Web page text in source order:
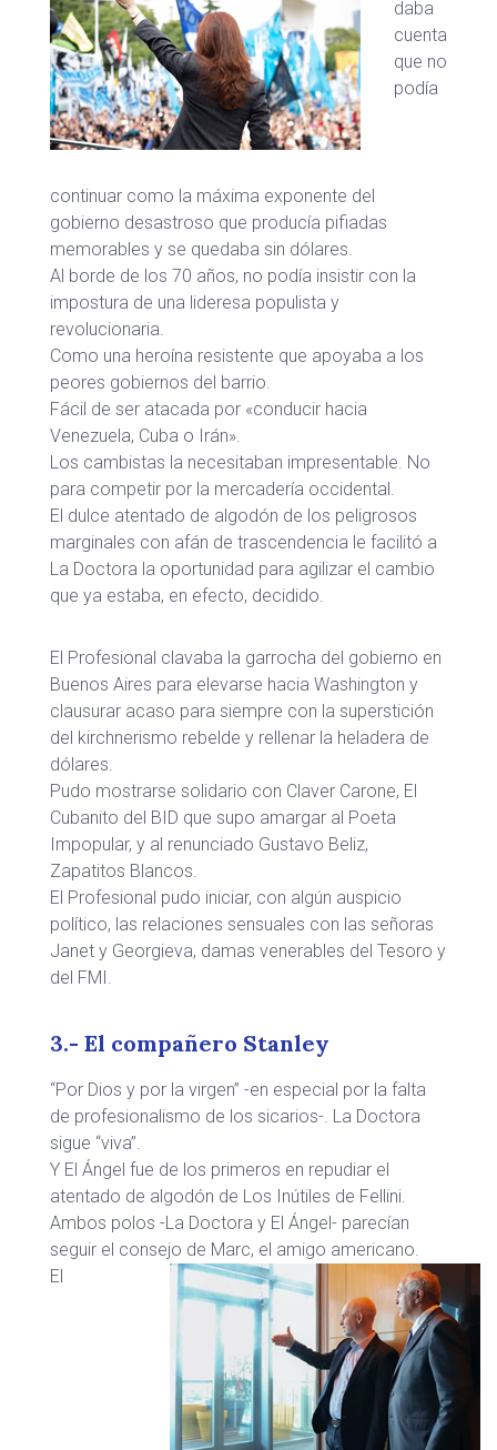
daba
cuenta
que no
podía
continuar como la máxima exponente del
gobierno desastroso que producía pifiadas
memorables y se quedaba sin dólares.
Al borde de los 70 años, no podía insistir con la
impostura de una lideresa populista y
revolucionaria.
Como una heroína resistente que apoyaba a los
peores gobiernos del barrio.
Fácil de ser atacada por «conducir hacia
Venezuela, Cuba o Irán».
Los cambistas la necesitaban impresentable. No
para competir por la mercadería occidental.
El dulce atentado de algodón de los peligrosos
marginales con afán de trascendencia le facilitó a
La Doctora la oportunidad para agilizar el cambio
que ya estaba, en efecto, decidido.
El Profesional clavaba la garrocha del gobierno en
Buenos Aires para elevarse hacia Washington y
clausurar acaso para siempre con la superstición
del kirchnerismo rebelde y rellenar la heladera de
dólares.
Pudo mostrarse solidario con Claver Carone, El
Cubanito del BID que supo amargar al Poeta
Impopular, y al renunciado Gustavo Beliz,
Zapatitos Blancos.
El Profesional pudo iniciar, con algún auspicio
político, las relaciones sensuales con las señoras
Janet y Georgieva, damas venerables del Tesoro y
del FMI.
3.- El compañero Stanley
“Por Dios y por la virgen” -en especial por la falta
de profesionalismo de los sicarios-. La Doctora
sigue “viva”.
Y El Ángel fue de los primeros en repudiar el
atentado de algodón de Los Inútiles de Fellini.
Ambos polos -La Doctora y El Ángel- parecían
seguir el consejo de Marc, el amigo americano.
El